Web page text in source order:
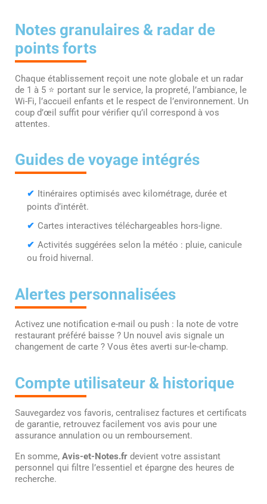
Notes granulaires & radar de
points forts
Chaque établissement reçoit une note globale et un radar
de 1 à 5 ⭐ portant sur le service, la propreté, l’ambiance, le
Wi-Fi, l’accueil enfants et le respect de l’environnement. Un
coup d’œil suffit pour vérifier qu’il correspond à vos
attentes.
Guides de voyage intégrés
✔ Itinéraires optimisés avec kilométrage, durée et
points d’intérêt.
✔ Cartes interactives téléchargeables hors-ligne.
✔ Activités suggérées selon la météo : pluie, canicule
ou froid hivernal.
Alertes personnalisées
Activez une notification e-mail ou push : la note de votre
restaurant préféré baisse ? Un nouvel avis signale un
changement de carte ? Vous êtes averti sur-le-champ.
Compte utilisateur & historique
Sauvegardez vos favoris, centralisez factures et certificats
de garantie, retrouvez facilement vos avis pour une
assurance annulation ou un remboursement.
En somme, Avis-et-Notes.fr devient votre assistant
personnel qui filtre l’essentiel et épargne des heures de
recherche.